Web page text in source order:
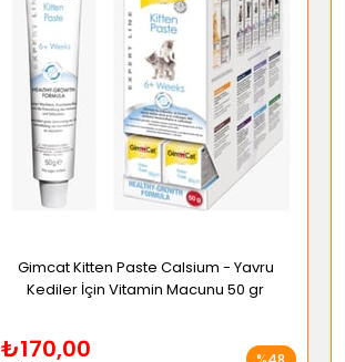
Gimcat Kitten Paste Calsium - Yavru
Kediler İçin Vitamin Macunu 50 gr
₺170,00